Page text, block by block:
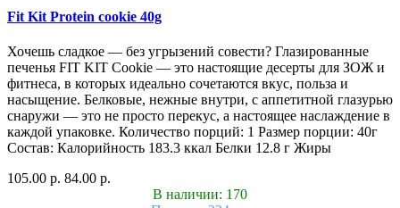
Fit Kit Protein cookie 40g
Хочешь сладкое — без угрызений совести? Глазированные
печенья FIT KIT Cookie — это настоящие десерты для ЗОЖ и
фитнеса, в которых идеально сочетаются вкус, польза и
насыщение. Белковые, нежные внутри, с аппетитной глазурью
снаружи — это не просто перекус, а настоящее наслаждение в
каждой упаковке. Количество порций: 1 Размер порции: 40г
Состав: Калорийность 183.3 ккал Белки 12.8 г Жиры
105.00 р. 84.00 р.
В наличии: 170